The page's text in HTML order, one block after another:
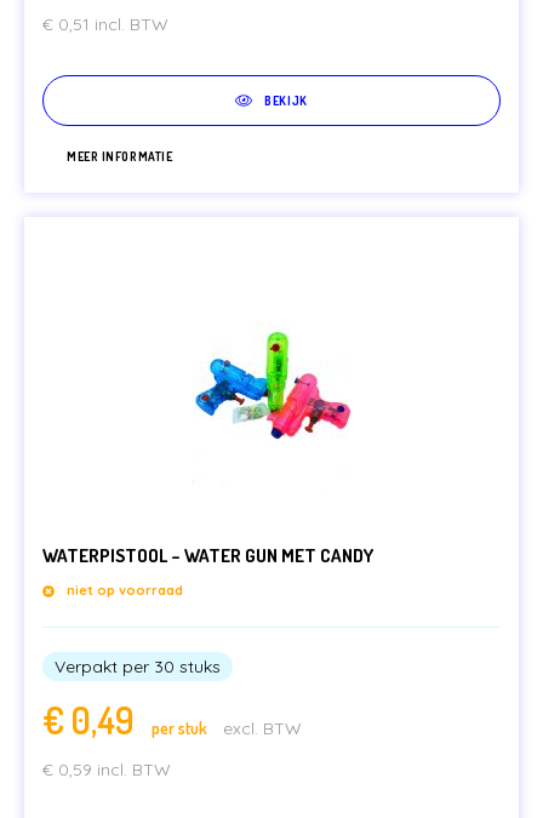
€ 0,51 incl. BTW
BEKIJK
MEER INFORMATIE
WATERPISTOOL – WATER GUN MET CANDY
niet op voorraad
Verpakt per 30 stuks
€ 0,49 per stuk
excl. BTW
€ 0,59 incl. BTW